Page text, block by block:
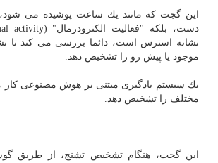
این گجت كه مانند یك ساعت پوشیده می شود،
نشانه استرس است، دائما بررسی می كند تا
موجود یا پیش رو را تشخیص دهد.
یك سیستم یادگیری مبتنی بر هوش مصنوعی كار
مختلف را تشخیص دهد.
این گجت، هنگام تشخیص تشنج، از طریق